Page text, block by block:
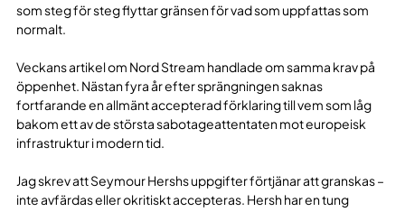
som steg för steg flyttar gränsen för vad som uppfattas som
normalt.
Veckans artikel om Nord Stream handlade om samma krav på
öppenhet. Nästan fyra år efter sprängningen saknas
fortfarande en allmänt accepterad förklaring till vem som låg
bakom ett av de största sabotageattentaten mot europeisk
infrastruktur i modern tid.
Jag skrev att Seymour Hershs uppgifter förtjänar att granskas –
inte avfärdas eller okritiskt accepteras. Hersh har en tung